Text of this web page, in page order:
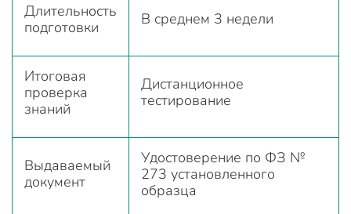
Длительность
подготовки
В среднем 3 недели
Итоговая
проверка
знаний
Дистанционное
тестирование
Выдаваемый
документ
Удостоверение по ФЗ №
273 установленного
образца